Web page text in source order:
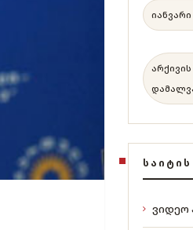
იანვარი
ᲡᲐᲘᲢᲘᲡ
ვიდეო